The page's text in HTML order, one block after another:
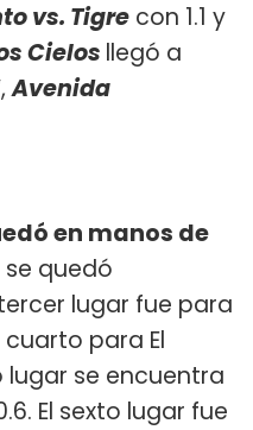
vs. Tigre con 1.1 y
Cielos llegó a
Avenida
en manos de
se quedó
lugar fue para
cuarto para El
lugar se encuentra
El sexto lugar fue